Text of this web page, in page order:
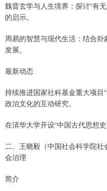
魏晋玄学与人生境界：探讨“有
的启示。
周易的智慧与现代生活：结合
发展。
最新动态
持续推进国家社科基金重大项目
政治文化的互动研究。
在清华大学开设“中国古代思想
二、王晓毅（中国社会科学院
会治理
简介